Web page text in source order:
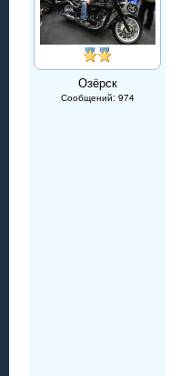
Озёрск
Сообщений: 974